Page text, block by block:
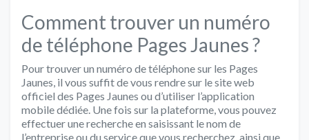
Comment trouver un numéro
de téléphone Pages Jaunes ?
Pour trouver un numéro de téléphone sur les Pages
Jaunes, il vous suffit de vous rendre sur le site web
officiel des Pages Jaunes ou d’utiliser l’application
mobile dédiée. Une fois sur la plateforme, vous pouvez
effectuer une recherche en saisissant le nom de
l’entreprise ou du service que vous recherchez, ainsi que